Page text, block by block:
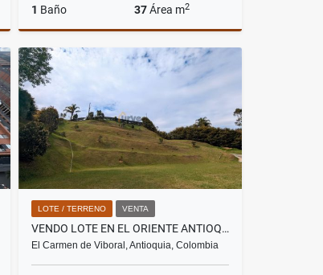
1 Baño 37Área m2
Alquiler
$2.900.000
LOTE / TERRENO VENTA
VENDO LOTE EN EL ORIENTE ANTIOQUEÑO
El Carmen de Viboral, Antioquia, Colombia